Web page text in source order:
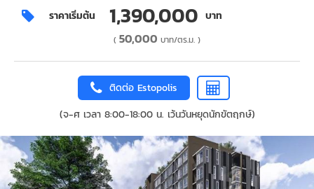
ราคาเริ่มต้น 1,390,000 บาท
( 50,000 บาท/ตร.ม. )
ติดต่อ Estopolis
(จ-ศ เวลา 8:00-18:00 น. เว้นวันหยุดนักขัตฤกษ์)